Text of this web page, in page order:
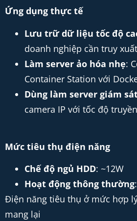
Ứng dụng thực tế
Lưu trữ dữ liệu tốc độ
doanh nghiệp cần truy
Làm server ảo hóa nhẹ:
Container Station với
Dùng làm server giám
camera IP với tốc độ
Mức tiêu thụ điện năng
Chế độ ngủ HDD: ~12W
Hoạt động thông thường
Điện năng tiêu thụ ở mức hợp
mang lại​